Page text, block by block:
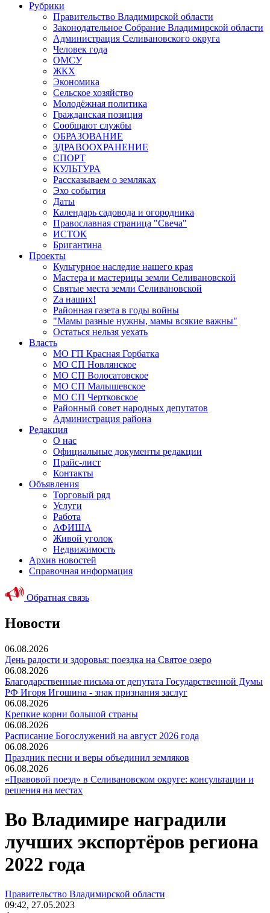
Рубрики
Правительство Владимирской области
Законодательное Собрание Владимирской области
Администрация Селивановского округа
Человек года
ОМСУ
ЖКХ
Экономика
Сельское хозяйство
Молодёжная политика
Гражданская позиция
Сообщают службы
ОБРАЗОВАНИЕ
ЗДРАВООХРАНЕНИЕ
СПОРТ
КУЛЬТУРА
Рассказываем о земляках
Эхо события
Даты
Календарь садовода и огородника
Православная страница "Свеча"
ИСТОК
Бригантина
Проекты
Культурное наследие нашего края
Мастера и мастерицы земли Селивановской
Святые места земли Селивановской
Zа наших!
Районная газета в годы войны
"Мамы разные нужны, мамы всякие важны"
Остаться нельзя уехать
Власть
МО ГП Красная Горбатка
МО СП Новлянское
МО СП Волосатовское
МО СП Малышевское
МО СП Чертковское
Районный совет народных депутатов
Администрация района
Редакция
О нас
Официальные документы редакции
Прайс-лист
Контакты
Объявления
Торговый ряд
Услуги
Работа
АФИША
Живой уголок
Недвижимость
Архив новостей
Справочная информация
Обратная связь
Новости
06.08.2026
День радости и здоровья: поездка на Святое озеро
06.08.2026
Благодарственные письма от депутата Государственной Думы
РФ Игоря Игошина - знак признания заслуг
06.08.2026
Крепкие корни большой страны
06.08.2026
Расписание Богослужений на август 2026 года
06.08.2026
Праздник песни и веры объединил земляков
06.08.2026
«Правовой поезд» в Селивановском округе: консультации и
решения на местах
Во Владимире наградили
лучших экспортёров региона
2022 года
Правительство Владимирской области
09:42, 27.05.2023